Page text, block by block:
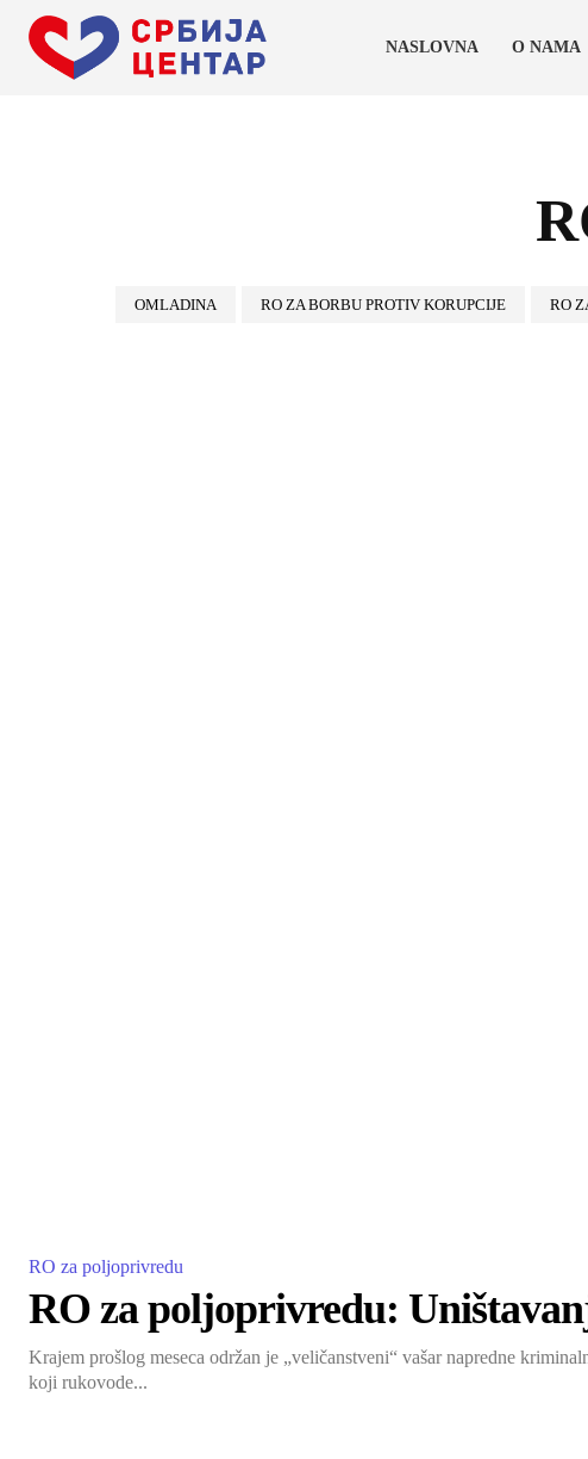
NASLOVNA O NAMA
OMLADINA RO ZA BORBU PROTIV KORUPCIJE RO
RO za poljoprivredu
RO za poljoprivredu:
Krajem prošlog meseca održan je „veličanstveni“ vašar napredne
koji rukovode...